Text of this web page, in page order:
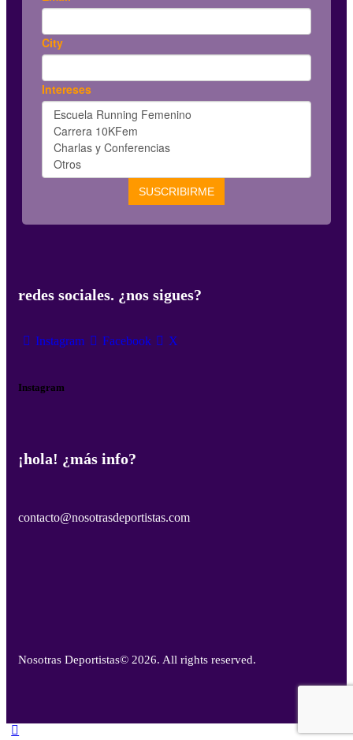
redes sociales. ¿nos sigues?
Instagram Facebook X
Instagram
¡hola! ¿más info?
contacto@nosotrasdeportistas.com
Nosotras Deportistas© 2026. All rights reserved.